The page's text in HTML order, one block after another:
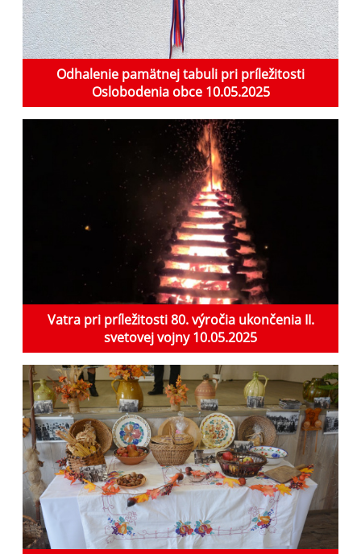
Odhalenie pamätnej tabuli pri príležitosti
Oslobodenia obce 10.05.2025
Vatra pri príležitosti 80. výročia ukončenia II.
svetovej vojny 10.05.2025